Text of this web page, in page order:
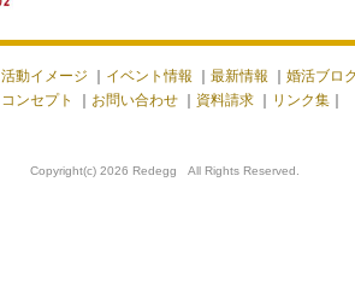
活動イメージ イベント情報 最新情報
婚活ブロ
コンセプト お問い合わせ｜ 資料請求｜ リンク集｜
Copyright(c) 2026 Redegg All Rights Reserved.